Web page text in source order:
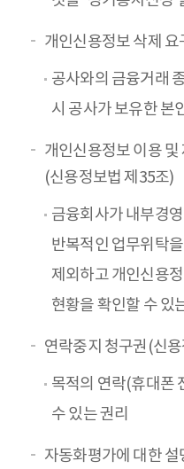
개인신용정보 삭제
공사와의 금융거래
시 공사가 보유한 본
개인신용정보 이용 및
(신용정보법 제35조)
금융회사가 내부경
반복적인 업무위탁
제외하고 개인신용
현황을 확인할 수 있
연락중지 청구권(신
목적의 연락(휴대폰
수 있는 권리
자동화평가에 대한